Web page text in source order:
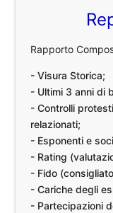
Rapporto
- Visura Storica;
- Ultimi 3 anni di
- Controlli
relazionati;
- Esponenti e
- Rating
- Fido
- Cariche degli
- Partecipazioni